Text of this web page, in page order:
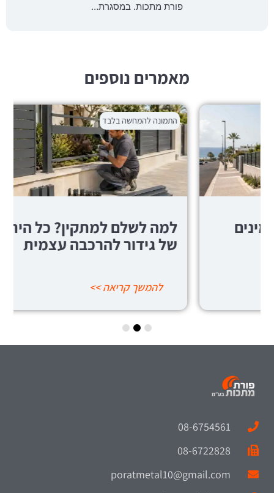
פורת מתכות. במסגרת…
מאמרים נוספים
התמונה להמחשה בלבד
למה לשלם למתקין? כל היתרונות
של גידור להרכבה עצמית
להמשך קריאה >>
08-6754561
08-6722828
poratmetal10@gmail.com